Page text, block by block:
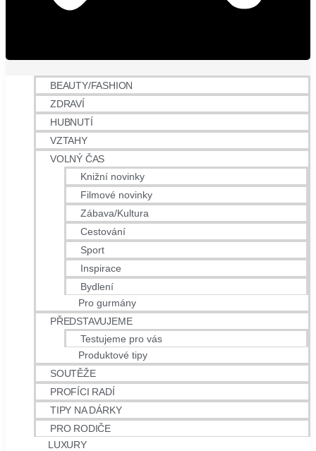
BEAUTY/FASHION
ZDRAVÍ
HUBNUTÍ
VZTAHY
VOLNÝ ČAS
Knižní novinky
Filmové novinky
Zábava/Kultura
Cestování
Sport
Inspirace
Bydlení
Pro gurmány
PŘEDSTAVUJEME
Testujeme pro vás
Produktové tipy
SOUTĚŽE
PROFÍCI RADÍ
TIPY NA DÁRKY
PRO RODIČE
LUXURY